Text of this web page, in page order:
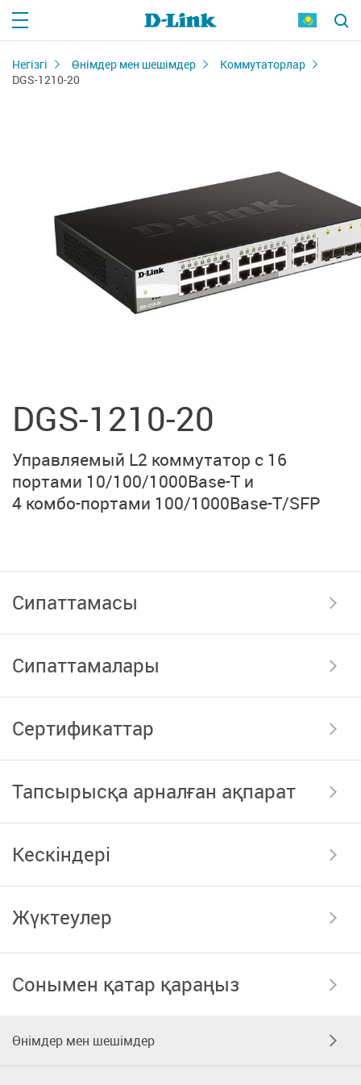
Негізгі Өнімдер мен шешімдер
Коммутаторлар
DGS-1210-20
DGS-1210-20
Управляемый L2 коммутатор с 16
портами 10/100/1000Base-T и
4 комбо-портами 100/1000Base-T/SFP
Сипаттамасы
Сипаттамалары
Сертификаттар
Тапсырысқа арналған ақпарат
Кескіндері
Жүктеулер
Сонымен қатар қараңыз
Өнімдер мен шешімдер